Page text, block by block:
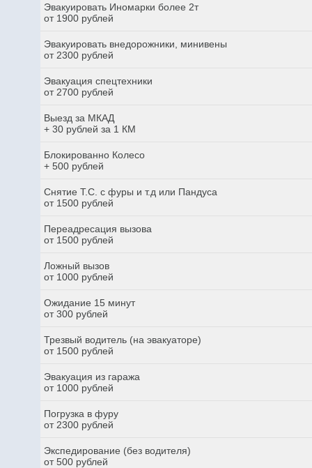
Эвакуировать Иномарки более 2т
от 1900 рублей
Эвакуировать внедорожники, минивены
от 2300 рублей
Эвакуация спецтехники
от 2700 рублей
Выезд за МКАД
+ 30 рублей за 1 КМ
Блокированно Колесо
+ 500 рублей
Снятие Т.С. с фуры и т.д или Пандуса
от 1500 рублей
Переадресация вызова
от 1500 рублей
Ложный вызов
от 1000 рублей
Ожидание 15 минут
от 300 рублей
Трезвый водитель (на эвакуаторе)
от 1500 рублей
Эвакуация из гаража
от 1000 рублей
Погрузка в фуру
от 2300 рублей
Экспедирование (без водителя)
от 500 рублей